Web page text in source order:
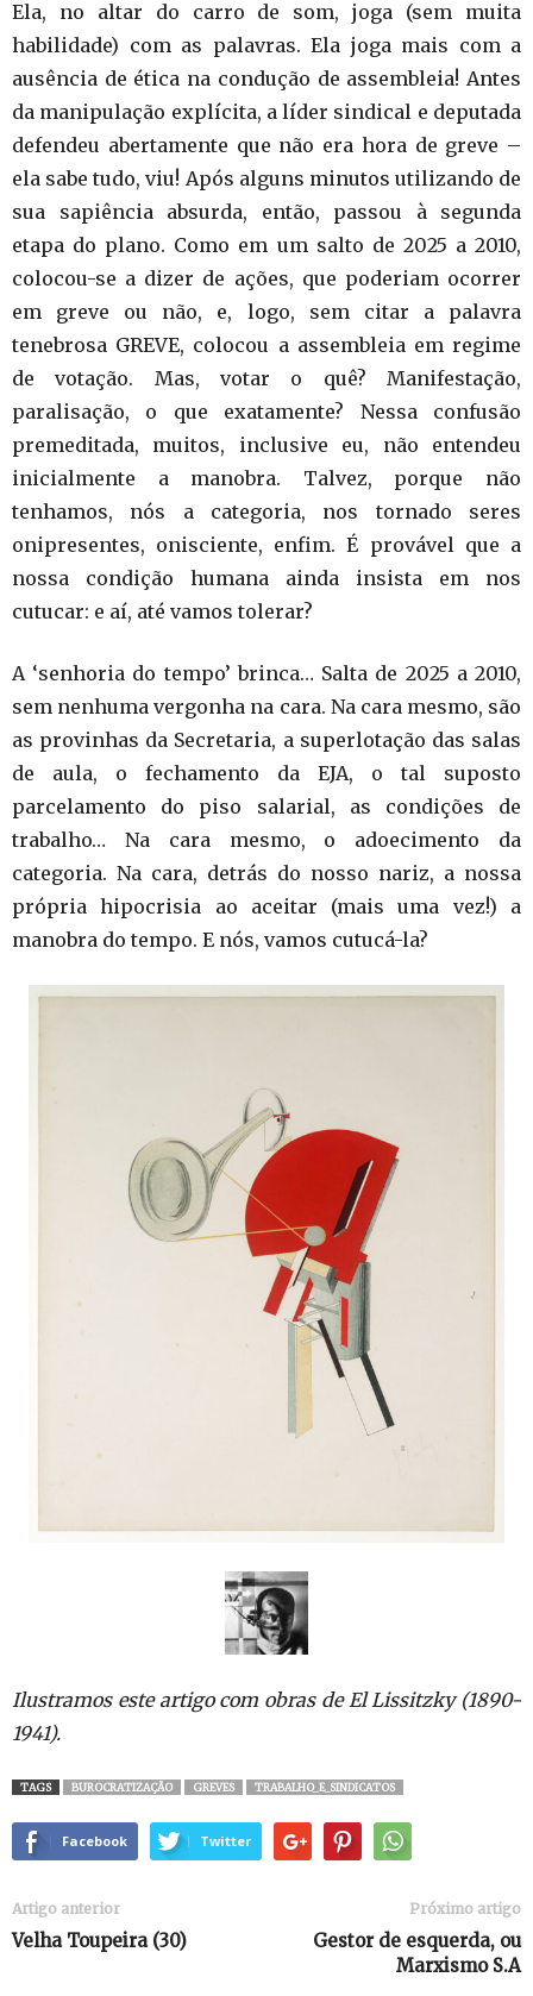
Ela, no altar do carro de som, joga (sem muita
habilidade) com as palavras. Ela joga mais com a
ausência de ética na condução de assembleia! Antes
da manipulação explícita, a líder sindical e deputada
defendeu abertamente que não era hora de greve –
ela sabe tudo, viu! Após alguns minutos utilizando de
sua sapiência absurda, então, passou à segunda
etapa do plano. Como em um salto de 2025 a 2010,
colocou-se a dizer de ações, que poderiam ocorrer
em greve ou não, e, logo, sem citar a palavra
tenebrosa GREVE, colocou a assembleia em regime
de votação. Mas, votar o quê? Manifestação,
paralisação, o que exatamente? Nessa confusão
premeditada, muitos, inclusive eu, não entendeu
inicialmente a manobra. Talvez, porque não
tenhamos, nós a categoria, nos tornado seres
onipresentes, onisciente, enfim. É provável que a
nossa condição humana ainda insista em nos
cutucar: e aí, até vamos tolerar?
A ‘senhoria do tempo’ brinca… Salta de 2025 a 2010,
sem nenhuma vergonha na cara. Na cara mesmo, são
as provinhas da Secretaria, a superlotação das salas
de aula, o fechamento da EJA, o tal suposto
parcelamento do piso salarial, as condições de
trabalho… Na cara mesmo, o adoecimento da
categoria. Na cara, detrás do nosso nariz, a nossa
própria hipocrisia ao aceitar (mais uma vez!) a
manobra do tempo. E nós, vamos cutucá-la?
Ilustramos este artigo com obras de El Lissitzky (1890-
1941).
TAGS BUROCRATIZAÇÃO GREVES TRABALHO_E_SINDICATOS
Facebook Twitter
Artigo anterior
Velha Toupeira (30)
Próximo artigo
Gestor de esquerda, ou
Marxismo S.A